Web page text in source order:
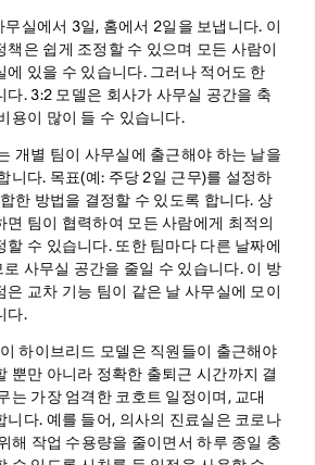
무실에서 3일, 홈에서 2일을 보냅니다. 이
책은 쉽게 조정할 수 있으며 모든 사람이
에 있을 수 있습니다. 그러나 적어도 한
다. 3:2 모델은 회사가 사무실 공간을 축
용이 많이 들 수 있습니다.
개별 팀이 사무실에 출근해야 하는 날을
니다. 목표(예: 주당 2일 근무)를 설정하
한 방법을 결정할 수 있도록 합니다. 상
면 팀이 협력하여 모든 사람에게 최적의
할 수 있습니다. 또한 팀마다 다른 날짜에
사무실 공간을 줄일 수 있습니다. 이 방
은 교차 기능 팀이 같은 날 사무실에 모이
다.
이 하이브리드 모델은 직원들이 출근해야
뿐만 아니라 정확한 출퇴근 시간까지 결
는 가장 엄격한 코호트 일정이며, 교대
니다. 예를 들어, 의사의 진료실은 코로나
해 작업 수용량을 줄이면서 하루 종일 충